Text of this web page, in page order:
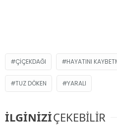
ÇIÇEKDAĞI HAYATINI
TUZ DÖKEN YARALI
İLGİNİZİÇEKEBİLİR